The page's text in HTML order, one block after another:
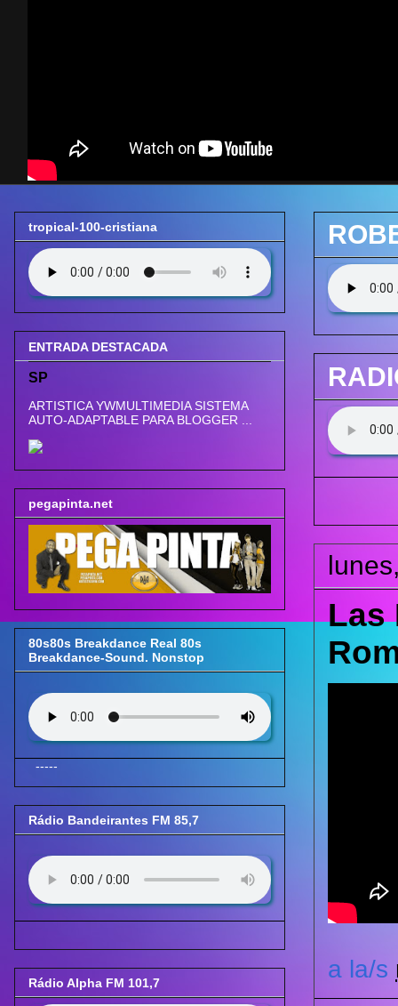
Las
a la/s
tropical-100-cristiana
ENTRADA DESTACADA
SP
ARTISTICA YWMULTIMEDIA SISTEMA
AUTO-ADAPTABLE PARA BLOGGER ...
pegapinta.net
80s80s Breakdance Real 80s
Breakdance-Sound. Nonstop
-----
Rádio Bandeirantes FM 85,7
Rádio Alpha FM 101,7